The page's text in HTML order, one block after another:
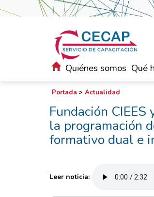
Quiénes somos Qué
Portada > Actualidad
Fundación
la programación
formativo dual e
Leer noticia: